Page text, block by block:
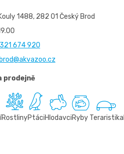
1488, 282 01 Český Brod
674 920
prodejně
RostlinyPtáciHlodavciRyby Teraristika